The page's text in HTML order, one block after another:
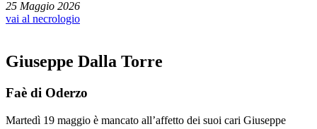
25 Maggio 2026
vai al necrologio
Giuseppe Dalla Torre
Faè di Oderzo
Martedì 19 maggio è mancato all’affetto dei suoi cari Giuseppe